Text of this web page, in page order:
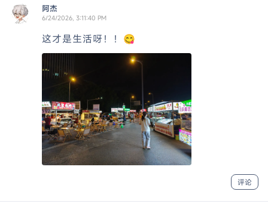
阿杰
6/24/2026, 3:11:40 PM
这才是生活呀！！😋
评论